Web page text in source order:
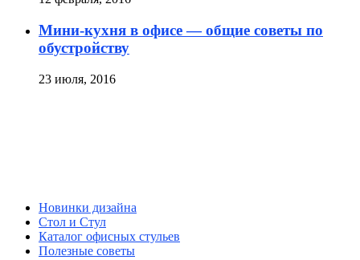
Мини-кухня в офисе — общие советы по
обустройству
23 июля, 2016
Новинки дизайна
Стол и Стул
Каталог офисных стульев
Полезные советы